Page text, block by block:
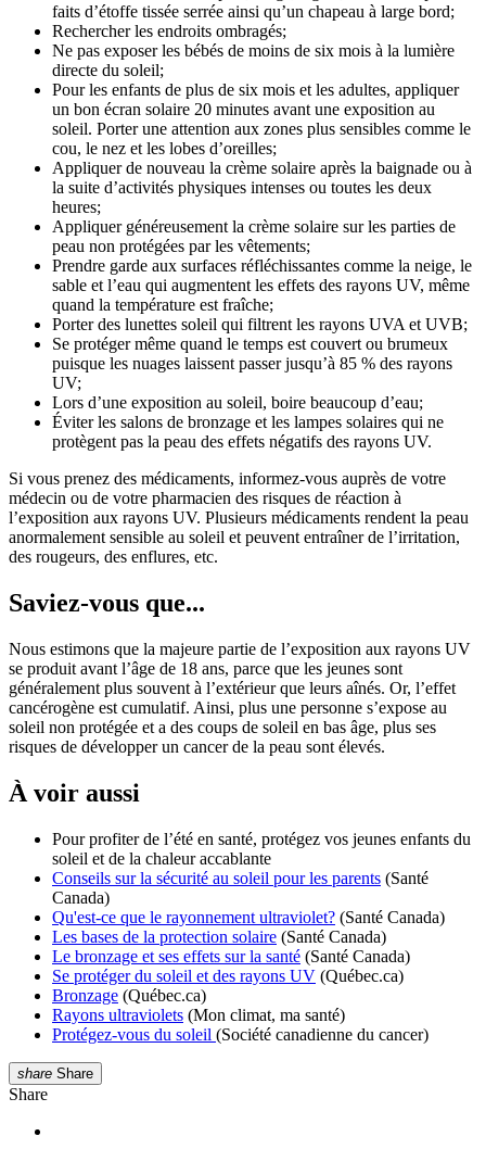
faits d’étoffe tissée serrée ainsi qu’un chapeau à large bord;
Rechercher les endroits ombragés;
Ne pas exposer les bébés de moins de six mois à la lumière
directe du soleil;
Pour les enfants de plus de six mois et les adultes, appliquer
un bon écran solaire 20 minutes avant une exposition au
soleil. Porter une attention aux zones plus sensibles comme le
cou, le nez et les lobes d’oreilles;
Appliquer de nouveau la crème solaire après la baignade ou à
la suite d’activités physiques intenses ou toutes les deux
heures;
Appliquer généreusement la crème solaire sur les parties de
peau non protégées par les vêtements;
Prendre garde aux surfaces réfléchissantes comme la neige, le
sable et l’eau qui augmentent les effets des rayons UV, même
quand la température est fraîche;
Porter des lunettes soleil qui filtrent les rayons UVA et UVB;
Se protéger même quand le temps est couvert ou brumeux
puisque les nuages laissent passer jusqu’à 85 % des rayons
UV;
Lors d’une exposition au soleil, boire beaucoup d’eau;
Éviter les salons de bronzage et les lampes solaires qui ne
protègent pas la peau des effets négatifs des rayons UV.
Si vous prenez des médicaments, informez-vous auprès de votre
médecin ou de votre pharmacien des risques de réaction à
l’exposition aux rayons UV. Plusieurs médicaments rendent la peau
anormalement sensible au soleil et peuvent entraîner de l’irritation,
des rougeurs, des enflures, etc.
Saviez-vous que...
Nous estimons que la majeure partie de l’exposition aux rayons UV
se produit avant l’âge de 18 ans, parce que les jeunes sont
généralement plus souvent à l’extérieur que leurs aînés. Or, l’effet
cancérogène est cumulatif. Ainsi, plus une personne s’expose au
soleil non protégée et a des coups de soleil en bas âge, plus ses
risques de développer un cancer de la peau sont élevés.
À voir aussi
Pour profiter de l’été en santé, protégez vos jeunes enfants du
soleil et de la chaleur accablante
Conseils sur la sécurité au soleil pour les parents (Santé
Canada)
Qu'est-ce que le rayonnement ultraviolet? (Santé Canada)
Les bases de la protection solaire (Santé Canada)
Le bronzage et ses effets sur la santé (Santé Canada)
Se protéger du soleil et des rayons UV (Québec.ca)
Bronzage (Québec.ca)
Rayons ultraviolets (Mon climat, ma santé)
Protégez-vous du soleil (Société canadienne du cancer)
share Share
Share